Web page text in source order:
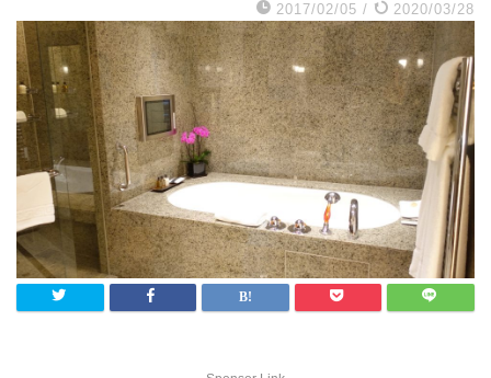
2017/02/05 / 2020/03/28